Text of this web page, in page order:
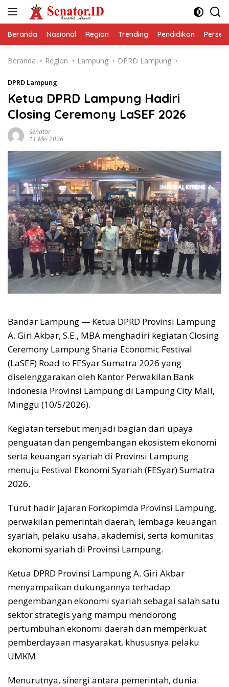
Beranda Nasional Region Trending Pendidikan
Beranda Region Lampung DPRD Lampung
DPRD Lampung
Ketua DPRD Lampung Hadiri
Closing Ceremony LaSEF 2026
Senator
11 Mei 2026
Bandar Lampung — Ketua DPRD Provinsi Lampung
A. Giri Akbar, S.E., MBA menghadiri kegiatan Closing
Ceremony Lampung Sharia Economic Festival
(LaSEF) Road to FESyar Sumatra 2026 yang
diselenggarakan oleh Kantor Perwakilan Bank
Indonesia Provinsi Lampung di Lampung City Mall,
Minggu (10/5/2026).
Kegiatan tersebut menjadi bagian dari upaya
penguatan dan pengembangan ekosistem ekonomi
serta keuangan syariah di Provinsi Lampung
menuju Festival Ekonomi Syariah (FESyar) Sumatra
2026.
Turut hadir jajaran Forkopimda Provinsi Lampung,
perwakilan pemerintah daerah, lembaga keuangan
syariah, pelaku usaha, akademisi, serta komunitas
ekonomi syariah di Provinsi Lampung.
Ketua DPRD Provinsi Lampung A. Giri Akbar
menyampaikan dukungannya terhadap
pengembangan ekonomi syariah sebagai salah satu
sektor strategis yang mampu mendorong
pertumbuhan ekonomi daerah dan memperkuat
pemberdayaan masyarakat, khususnya pelaku
UMKM.
Menurutnya, sinergi antara pemerintah, dunia